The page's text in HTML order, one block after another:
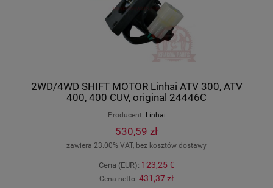
2WD/4WD SHIFT MOTOR Linhai ATV 300, ATV
400, 400 CUV, original 24446C
Producent: Linhai
530,59 zł
zawiera 23.00% VAT, bez kosztów dostawy
Cena (EUR): 123,25 €
Cena netto: 431,37 zł